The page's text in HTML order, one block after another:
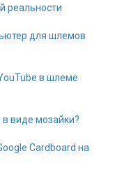
реальности
для шлемов
в шлеме
в виде мозайки?
Cardboard на